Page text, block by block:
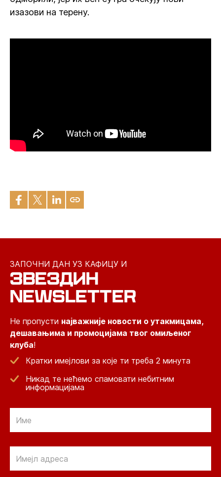
изазови на терену.
ЗАПОЧНИ ДАН УЗ КАФИЦУ И
ЗВЕЗДИН
NEWSLETTER
Не пропусти најважније новости о утакмицама,
дешавањима и промоцијама твог омиљеног
клуба!
Кратки имејлови за које ти треба 2 минута
Никад те нећемо спамовати небитним
информацијама